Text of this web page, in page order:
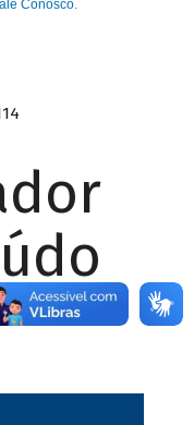
Conosco.